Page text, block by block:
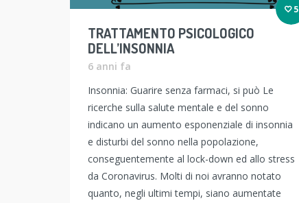
5
TRATTAMENTO PSICOLOGICO
DELL’INSONNIA
6 anni fa
Insonnia: Guarire senza farmaci, si può Le
ricerche sulla salute mentale e del sonno
indicano un aumento esponenziale di insonnia
e disturbi del sonno nella popolazione,
conseguentemente al lock-down ed allo stress
da Coronavirus. Molti di noi avranno notato
quanto, negli ultimi tempi, siano aumentate